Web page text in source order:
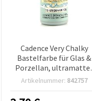
Cadence Very Chalky
Bastelfarbe für Glas &
Porzellan, ultramattes
Kreide-Finish, Bahama
59 ml, CG-1376
Artikelnummer: 842757